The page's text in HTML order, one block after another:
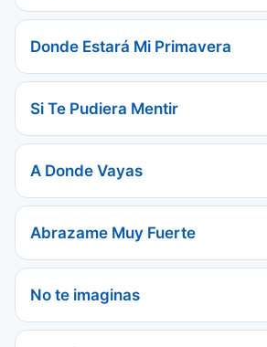
Donde Estará Mi Primavera
Si Te Pudiera Mentir
A Donde Vayas
Abrazame Muy Fuerte
No te imaginas